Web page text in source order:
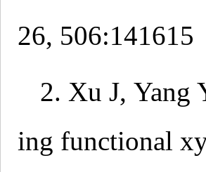
26, 506:141615
2. Xu J, Yang
ing functional